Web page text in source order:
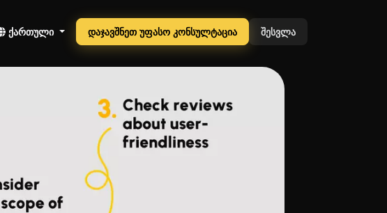
ქართული დაჯავშნეთ უფასო კონსულტაცია შესვლა